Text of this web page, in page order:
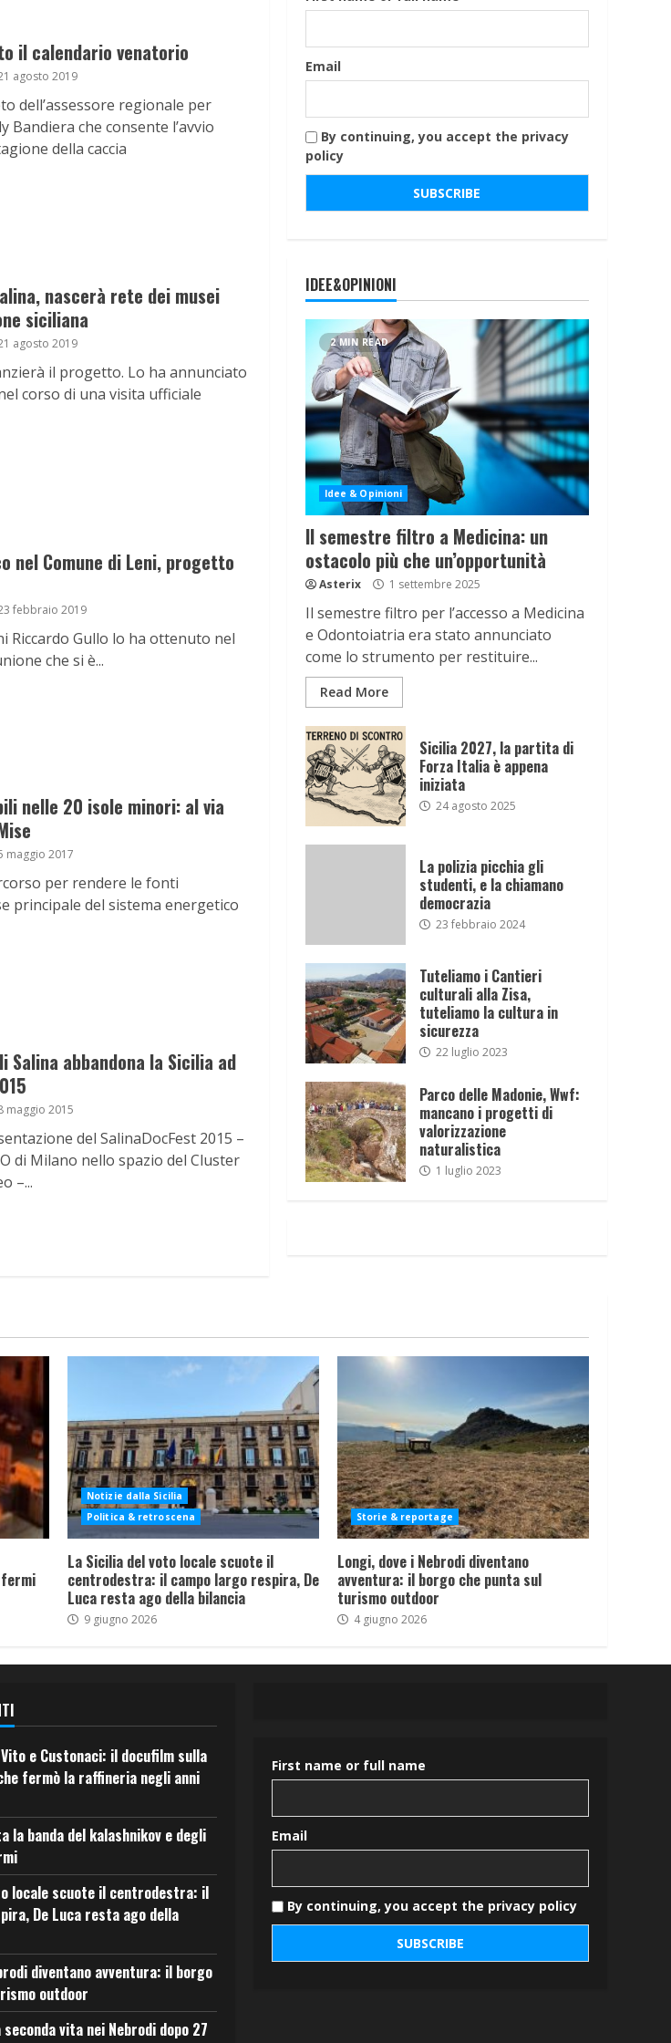
il calendario venatorio
agosto 2019
dell’assessore regionale per
Bandiera che consente l’avvio
della caccia
nascerà rete dei musei
siciliana
agosto 2019
il progetto. Lo ha annunciato
corso di una visita ufficiale
nel Comune di Leni, progetto
febbraio 2019
Riccardo Gullo lo ha ottenuto nel
che si è...
nelle 20 isole minori: al via
maggio 2017
per rendere le fonti
principale del sistema energetico
Salina abbandona la Sicilia ad
maggio 2015
del SalinaDocFest 2015 –
di Milano nello spazio del Cluster
–...
Email
By continuing, you accept the privacy
policy
IDEE&OPINIONI
2 MIN READ
Idee & Opinioni
Il semestre filtro a Medicina: un
ostacolo più che un’opportunità
Asterix 1 settembre 2025
Il semestre filtro per l’accesso a Medicina
e Odontoiatria era stato annunciato
come lo strumento per restituire...
Read More
Sicilia 2027, la partita di
Forza Italia è appena
iniziata
24 agosto 2025
La polizia picchia gli
studenti, e la chiamano
democrazia
23 febbraio 2024
Tuteliamo i Cantieri
culturali alla Zisa,
tuteliamo la cultura in
sicurezza
22 luglio 2023
Parco delle Madonie, Wwf:
mancano i progetti di
valorizzazione
naturalistica
1 luglio 2023
Notizie dalla Sicilia
Politica & retroscena
La Sicilia del voto locale scuote il
centrodestra: il campo largo respira, De
Luca resta ago della bilancia
9 giugno 2026
Storie & reportage
Longi, dove i Nebrodi diventano
avventura: il borgo che punta sul
turismo outdoor
4 giugno 2026
e Custonaci: il docufilm sulla
fermò la raffineria negli anni
la banda del kalashnikov e degli
locale scuote il centrodestra: il
De Luca resta ago della
diventano avventura: il borgo
outdoor
vita nei Nebrodi dopo 27
First name or full name
Email
By continuing, you accept the privacy policy